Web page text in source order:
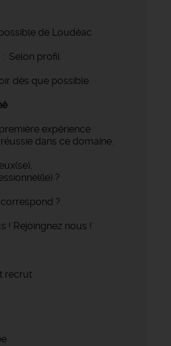
de Loudéac
: Selon profil
dès que possible
expérience
dans ce domaine.
?
?
! Rejoingnez nous !
recrut